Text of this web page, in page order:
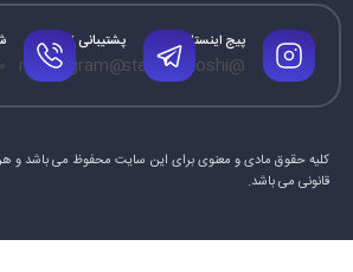
محبوبیت اکانت دوتا 2
دوتا 2 یکی از محبوب‌ترین بازی‌های آنلاین
پیج اینستاگرام
@steamforoshi
پشتیبانی تلگرام
@mrtelegram
کلیه حقوق مادی و معنوی برای این سایت محفوظ می باشد و
قانونی می باشد.